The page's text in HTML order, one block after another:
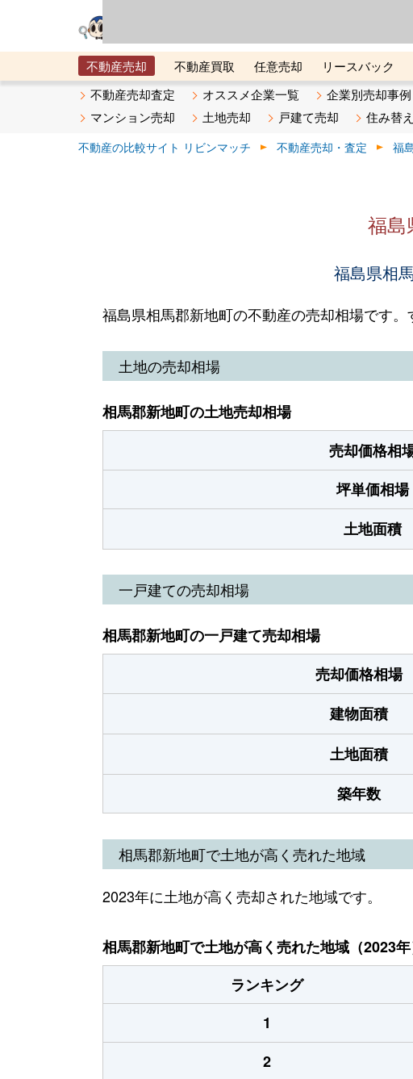
不動産売却 不動産買取 任意売却 リースバック
メタ住宅展示場
ベスト不動産カンパニー オンライン講
不動産売却査定 オススメ企業一覧 企業別売却事例
マンション売却
土地売却 戸建て売却 住み替
不動産の比較サイト リビンマッチ 不動産売却・査定 福
福島
福島県相
福島県相馬郡新地町の不動産の売却相場です。
土地の売却相場
相馬郡新地町の土地売却相場
売却価格相
坪単価相場
土地面積
一戸建ての売却相場
相馬郡新地町の一戸建て売却相場
売却価格相場
建物面積
土地面積
築年数
相馬郡新地町で土地が高く売れた地域
2023年に土地が高く売却された地域です。
相馬郡新地町で土地が高く売れた地域（2023年
ランキング
1
2